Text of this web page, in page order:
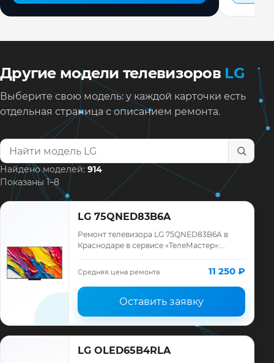
Другие модели телевизоров LG
Выберите свою модель: у каждой карточки есть
отдельная страница с описанием ремонта.
Найти модель телевизора
Найдено моделей: 914
Показаны 1–8
LG 75QNED83B6A
Ремонт телевизора LG 75QNED83B6A в
Краснодаре в сервисе «ТелеМастер»:
запчасти и гарантия до 12 месяцев.
Средняя цена ремонта 11 250 ₽
Оставить заявку
LG OLED65B4RLA